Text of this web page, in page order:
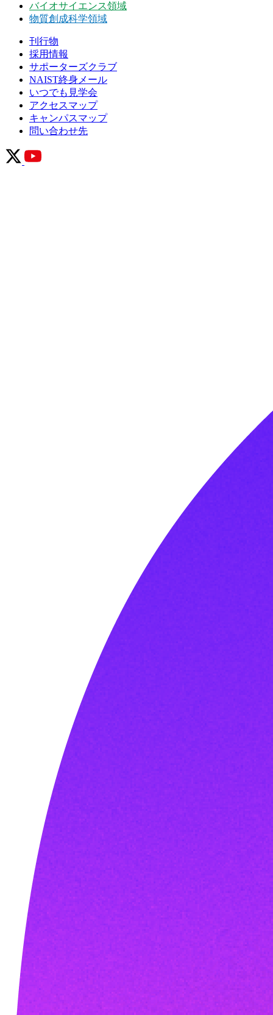
バイオサイエンス領域
物質創成科学領域
刊行物
採用情報
サポーターズクラブ
NAIST終身メール
いつでも見学会
アクセスマップ
キャンパスマップ
問い合わせ先